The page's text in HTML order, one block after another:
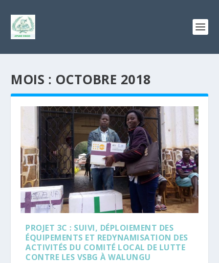
MOIS : OCTOBRE 2018
PROJET 3C : SUIVI, DÉPLOIEMENT DES
ÉQUIPEMENTS ET REDYNAMISATION DES
ACTIVITÉS DU COMITÉ LOCAL DE LUTTE
CONTRE LES VSBG À WALUNGU